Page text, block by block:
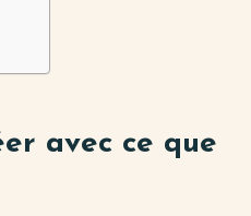
avec ce que